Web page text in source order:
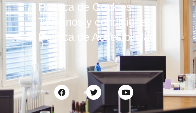
Política de Cookies
Términos y condiciones
Política de Accesibilidad